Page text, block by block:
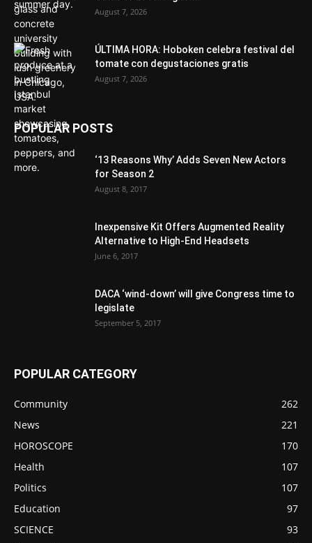
August 7, 2026
ÚLTIMA HORA: Hoboken celebra festival del
tomate con degustaciones gratis
August 7, 2026
POPULAR POSTS
‘13 Reasons Why’ Adds Seven New Actors
for Season 2
August 8, 2017
Inexpensive Kit Offers Augmented Reality
Alternative to High-End Headsets
June 6, 2017
DACA ‘wind-down’ will give Congress time to
legislate
September 5, 2017
POPULAR CATEGORY
Community
262
News
221
HOROSCOPE
170
Health
107
Politics
107
Education
97
SCIENCE
93